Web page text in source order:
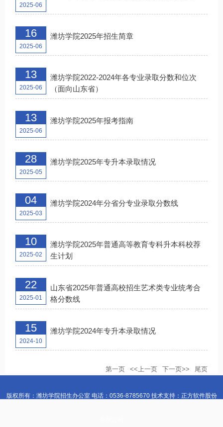
2025-06
16
2025-06
潍坊学院2025年招生简章
13
2025-06
潍坊学院2022-2024年各专业录取分数和位次
（面向山东省）
13
2025-06
潍坊学院2025年报考指南
28
2025-05
潍坊学院2025年专升本录取情况
04
2025-03
潍坊学院2024年分省分专业录取分数线
10
2025-02
潍坊学院2025年普通高等教育专科升本科校荐
生计划
22
2025-01
山东省2025年普通高校招生艺术类专业统考合
格分数线
15
2024-10
潍坊学院2024年专升本录取情况
第一页 <<上一页 下一页>> 尾页
版权所有：潍坊学院招生办公室 电话：0536-8785670 技术支持：正方软件股份